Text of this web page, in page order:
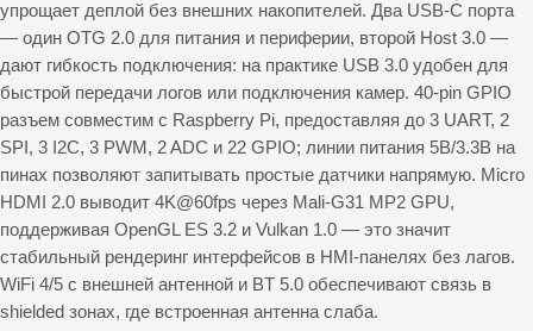
упрощает деплой без внешних накопителей. Два USB-C порта
— один OTG 2.0 для питания и периферии, второй Host 3.0 —
дают гибкость подключения: на практике USB 3.0 удобен для
быстрой передачи логов или подключения камер. 40-pin GPIO
разъем совместим с Raspberry Pi, предоставляя до 3 UART, 2
SPI, 3 I2C, 3 PWM, 2 ADC и 22 GPIO; линии питания 5В/3.3В на
пинах позволяют запитывать простые датчики напрямую. Micro
HDMI 2.0 выводит 4K@60fps через Mali-G31 MP2 GPU,
поддерживая OpenGL ES 3.2 и Vulkan 1.0 — это значит
стабильный рендеринг интерфейсов в HMI-панелях без лагов.
WiFi 4/5 с внешней антенной и BT 5.0 обеспечивают связь в
shielded зонах, где встроенная антенна слаба.